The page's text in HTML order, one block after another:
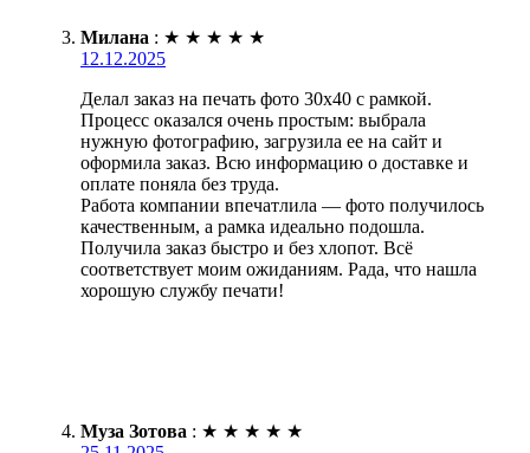
Милана : ★ ★ ★ ★ ★
12.12.2025
Делал заказ на печать фото 30х40 с рамкой.
Процесс оказался очень простым: выбрала
нужную фотографию, загрузила ее на сайт и
оформила заказ. Всю информацию о доставке и
оплате поняла без труда.
Работа компании впечатлила — фото получилось
качественным, а рамка идеально подошла.
Получила заказ быстро и без хлопот. Всё
соответствует моим ожиданиям. Рада, что нашла
хорошую службу печати!
Муза Зотова : ★ ★ ★ ★ ★